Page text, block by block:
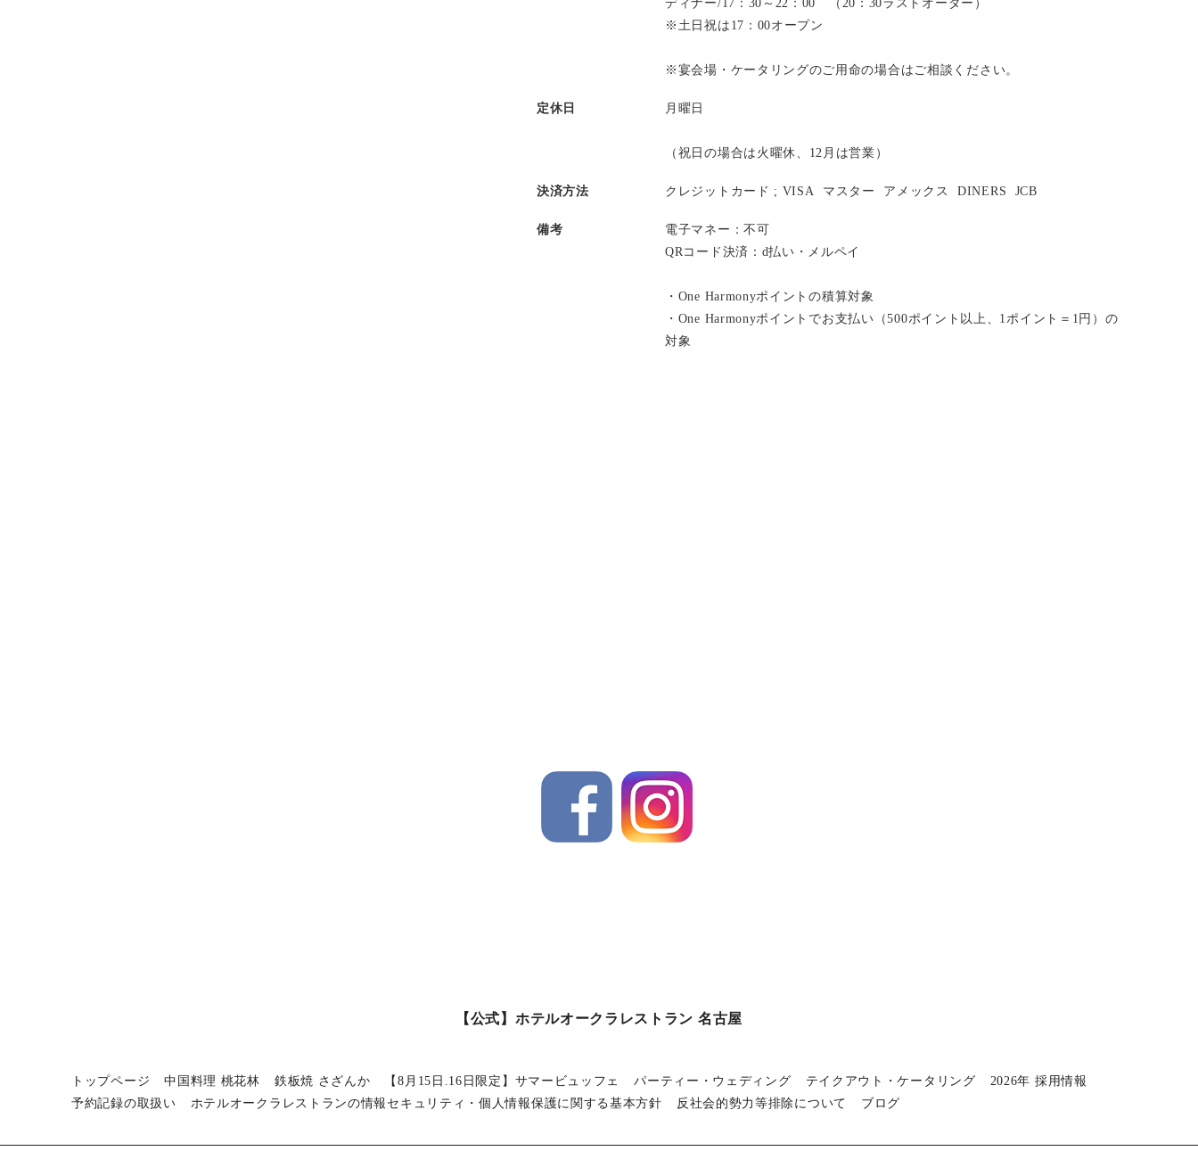
ディナー/17：30～22：00 （20：30ラストオーダー）
※土日祝は17：00オープン
※宴会場・ケータリングのご用命の場合はご相談ください。
定休日 月曜日
（祝日の場合は火曜休、12月は営業）
決済方法 クレジットカード ; VISA マスター アメックス DINERS JCB
備考
電子マネー：不可
QRコード決済：d払い・メルペイ
・One Harmonyポイントの積算対象
・One Harmonyポイントでお支払い（500ポイント以上、1ポイント＝1円）の
対象
【公式】ホテルオークラレストラン 名古屋
トップページ 中国料理 桃花林 鉄板焼 さざんか 【8月15日.16日限定】サマービュッフェ パーティー・ウェディング テイクアウト・ケータリング
2026年 採用情報
予約記録の取扱い
ホテルオークラレストランの情報セキュリティ・個人情報保護に関する基本方針 反社会的勢力等排除について ブログ